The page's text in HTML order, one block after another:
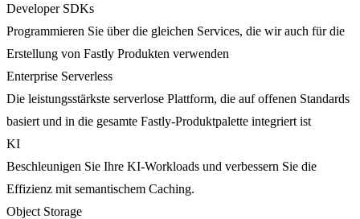
Developer SDKs
Programmieren Sie über die gleichen Services, die wir auch für die
Erstellung von Fastly Produkten verwenden
Enterprise Serverless
Die leistungsstärkste serverlose Plattform, die auf offenen Standards
basiert und in die gesamte Fastly-Produktpalette integriert ist
KI
Beschleunigen Sie Ihre KI-Workloads und verbessern Sie die
Effizienz mit semantischem Caching.
Object Storage